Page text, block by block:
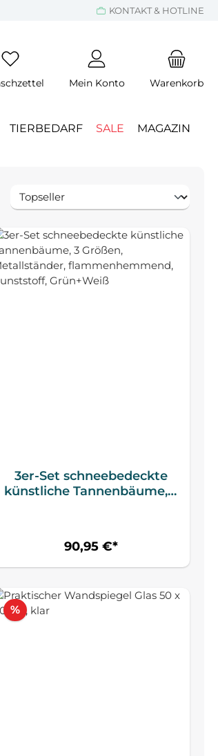
KONTAKT & HOTLINE
Mein Konto Warenkorb
TIERBEDARF SALE MAGAZIN
3er-Set schneebedeckte
künstliche Tannenbäume, 3
90,95 €*
%Rabatt